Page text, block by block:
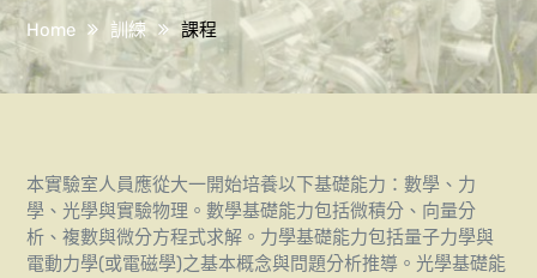
Home 訓練 課程
本實驗室人員應從大一開始培養以下基礎能力：數學、力
學、光學與實驗物理。數學基礎能力包括微積分、向量分
析、複數與微分方程式求解。力學基礎能力包括量子力學與
電動力學(或電磁學)之基本概念與問題分析推導。光學基礎能